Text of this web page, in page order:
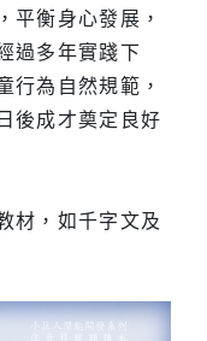
平衡身心發展，
過多年實踐下
行為自然規範，
後成才奠定良好
材，如千字文及